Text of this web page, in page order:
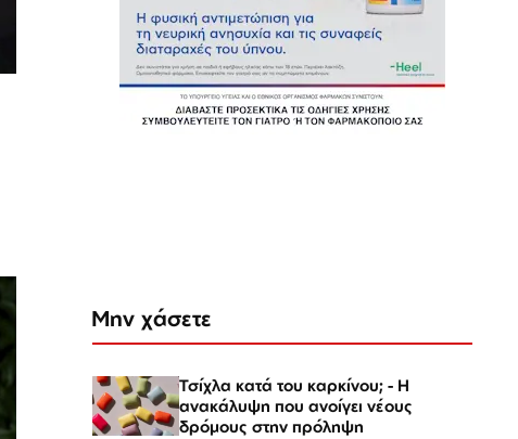
Μην χάσετε
Τσίχλα κατά του καρκίνου; - Η
ανακάλυψη που ανοίγει νέους
δρόμους στην πρόληψη